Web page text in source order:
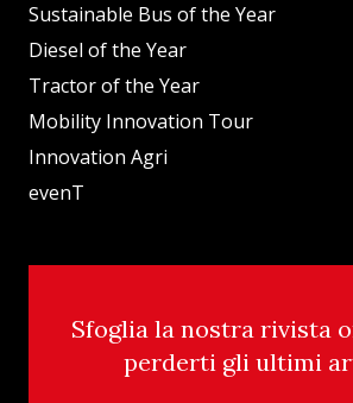
Sustainable Bus of the Year
Diesel of the Year
Tractor of the Year
Mobility Innovation Tour
Innovation Agri
evenT
Sfoglia la nostra rivista
perderti gli ultimi